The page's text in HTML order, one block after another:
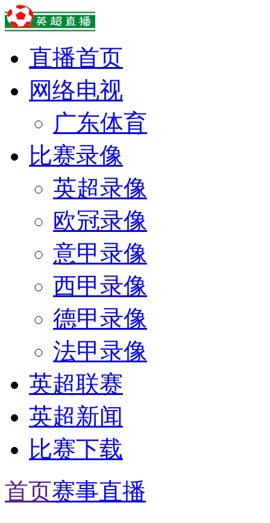
直播首页
网络电视
广东体育
比赛录像
英超录像
欧冠录像
意甲录像
西甲录像
德甲录像
法甲录像
英超联赛
英超新闻
比赛下载
首页赛事直播